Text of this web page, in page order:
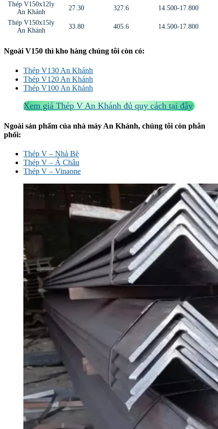
Thép V150x12ly
An Khánh
27.30 327.6
14.500-17.800
Thép V150x15ly
An Khánh
33.80 405.6 14.500-17.800
Ngoài V150 thì kho hàng chúng tôi còn có:
Thép V130 An Khánh
Thép V120 An Khánh
Thép V100 An Khánh
Xem giá Thép V An Khánh đủ quy cách tại đây
Ngoài sản phẩm của nhà máy An Khánh, chúng tôi còn phân
phối:
Thép V – Nhà Bè
Thép V – Á Châu
Thép V – Vinaone